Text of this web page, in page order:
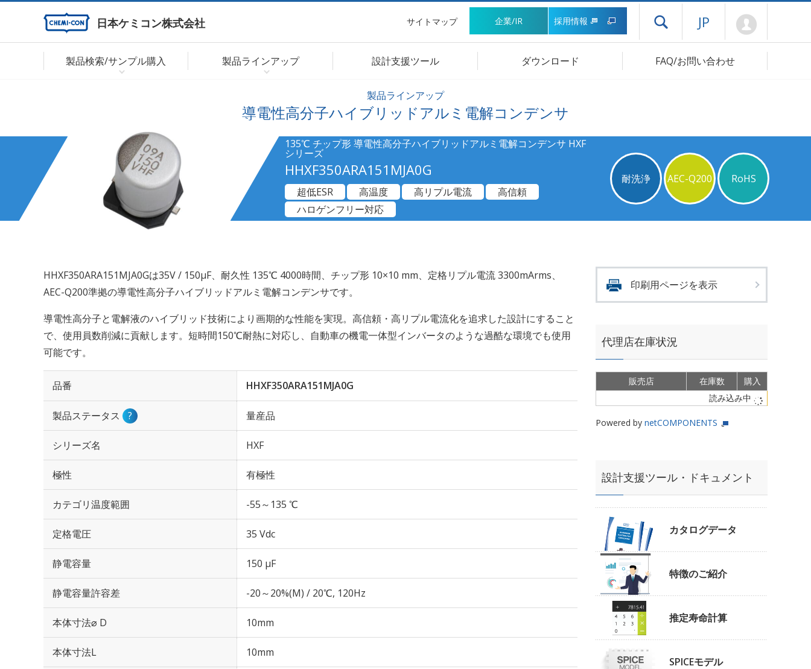
日本ケミコン株式会社 サイトマップ 企業/IR 採用情報 ドロワーメニューを開く
JP
製品検索/サンプル購入 製品ラインアップ 設計支援ツール ダウンロード FAQ/お問い合わせ
製品ラインアップ
導電性高分子ハイブリッドアルミ電解コンデンサ
135℃ チップ形 導電性高分子ハイブリッドアルミ電解コンデンサ HXF
シリーズ
HHXF350ARA151MJA0G 耐洗浄 AEC-Q200
RoHS
超低ESR
高温度 高リプル電流
高信頼
ハロゲンフリー対応
HHXF350ARA151MJA0Gは35V / 150µF、耐久性 135℃ 4000時間、チップ形 10×10 mm、定格リプル電流 3300mArms、
AEC-Q200準拠の導電性高分子ハイブリッドアルミ電解コンデンサです。
導電性高分子と電解液のハイブリッド技術により画期的な性能を実現。高信頼・高リプル電流化を追求した設計にすること
で、使用員数削減に貢献します。短時間150℃耐熱に対応し、自動車の機電一体型インバータのような過酷な環境でも使用
可能です。
品番 HHXF350ARA151MJA0G
製品ステータス ? 量産品
シリーズ名 HXF
極性 有極性
カテゴリ温度範囲 -55～135 ℃
定格電圧 35 Vdc
静電容量 150 µF
静電容量許容差 -20～20%(M) / 20℃, 120Hz
本体寸法⌀ D 10mm
本体寸法L 10mm
印刷用ページを表示
代理店在庫状況
販売店 在庫数
購入
読み込み中
Powered by netCOMPONENTS
設計支援ツール・ドキュメント
カタログデータ
特徴のご紹介
推定寿命計算
SPICEモデル